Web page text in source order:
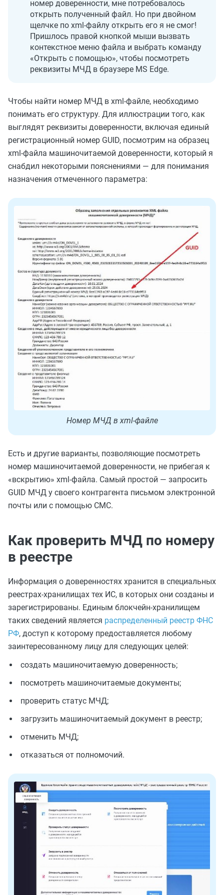
номер доверенности, мне потребовалось
открыть полученный файл. Но при двойном
щелчке по xml-файлу открыть его я не смог!
Пришлось правой кнопкой мыши вызвать
контекстное меню файла и выбрать команду
«Открыть с помощью», чтобы посмотреть
реквизиты МЧД в браузере MS Edge.
Чтобы найти номер МЧД в xml-файле, необходимо
понимать его структуру. Для иллюстрации того, как
выглядят реквизиты доверенности, включая единый
регистрационный номер GUID, посмотрим на образец
xml-файла машиночитаемой доверенности, который я
снабдил некоторыми пояснениями — для понимания
назначения отмеченного параметра:
Номер МЧД в xml-файле
Есть и другие варианты, позволяющие посмотреть
номер машиночитаемой доверенности, не прибегая к
«вскрытию» xml-файла. Самый простой — запросить
GUID МЧД у своего контрагента письмом электронной
почты или с помощью СМС.
Как проверить МЧД по номеру
в реестре
Информация о доверенностях хранится в специальных
реестрах-хранилищах тех ИС, в которых они созданы и
зарегистрированы. Единым блокчейн-хранилищем
таких сведений является распределенный реестр ФНС
РФ, доступ к которому предоставляется любому
заинтересованному лицу для следующих целей:
создать машиночитаемую доверенность;
посмотреть машиночитаемые документы;
проверить статус МЧД;
загрузить машиночитаемый документ в реестр;
отменить МЧД;
отказаться от полномочий.